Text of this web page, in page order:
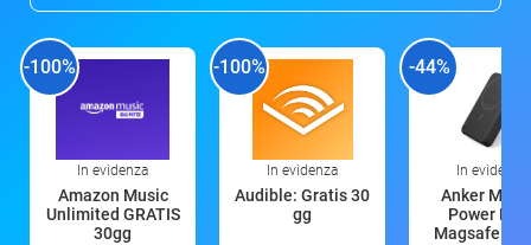
-100%
In evidenza
Amazon Music
Unlimited GRATIS
30gg
-100%
In evidenza
Audible: Gratis 30
gg
-44%
In evidenza
Anker
Power
Magsafe